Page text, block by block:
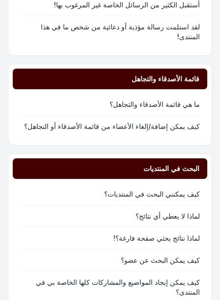
أستقبل الكثير من الرسائل الخاصة غير المرغوب بها!
لقد استلمت رسالة مؤذية أو دعائية من شخص ما في هذا
المنتدى!
قائمة الأصدقاء والتجاهل
ما هي قائمة الأصدقاء والتجاهل؟
كيف يمكن إضافة/إلغاء الأعضاء من قائمة الأصدقاء أو التجاهل؟
البحث في المنتديات
كيف يمكنني البحث في المنتديات؟
لماذا لا يعطي أي نتائج؟
لماذا نتائج بحثي صفحة فارغة؟!
كيف يمكن البحث عن عضو؟
كيف يمكن إيجاد المواضيع والمشاركات كلها الخاصة بي في
المنتدى؟